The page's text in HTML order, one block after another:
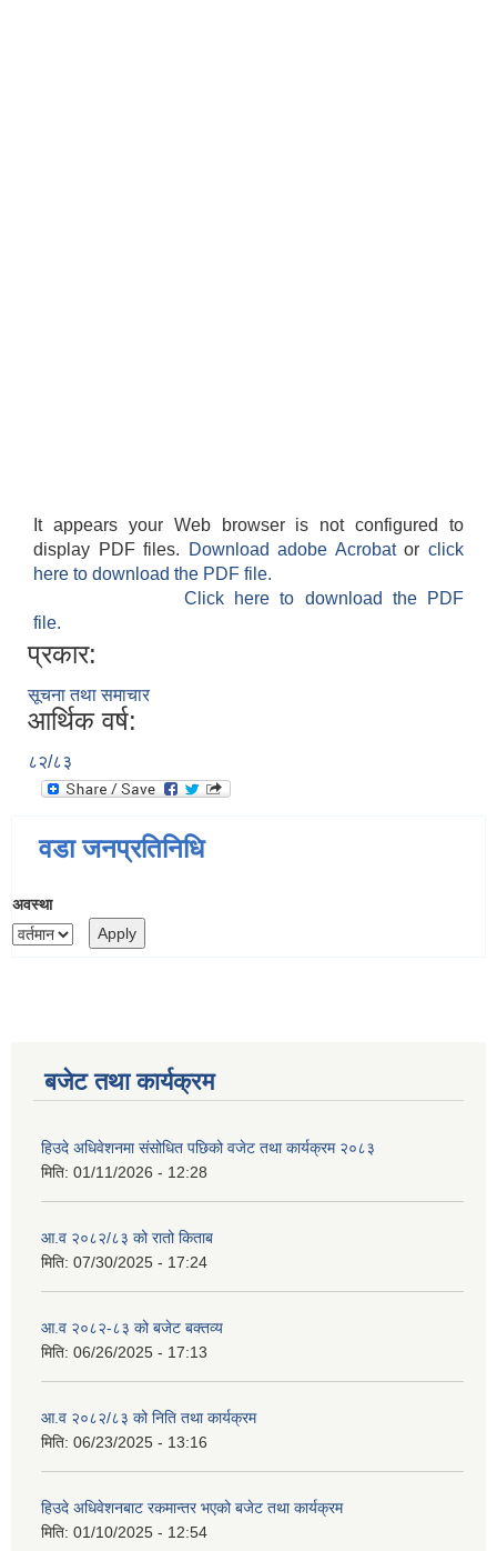
It appears your Web browser is not configured to
display PDF files.
Download adobe Acrobatorclick
here to download the PDF file.
Click here to download the PDF
file.
प्रकार:
सूचना तथा समाचार
आर्थिक वर्ष:
८२/८३
वडा जनप्रतिनिधि
अवस्था
बजेट तथा कार्यक्रम
हिउदे अधिवेशनमा संसोधित पछिको वजेट तथा कार्यक्रम २०८३
मिति: 01/11/2026 - 12:28
आ.व २०८२/८३ को रातो किताब
मिति: 07/30/2025 - 17:24
आ.व २०८२-८३ को बजेट बक्तव्य
मिति: 06/26/2025 - 17:13
आ.व २०८२/८३ को निति तथा कार्यक्रम
मिति: 06/23/2025 - 13:16
हिउदे अधिवेशनबाट रकमान्तर भएको बजेट तथा कार्यक्रम
मिति: 01/10/2025 - 12:54